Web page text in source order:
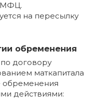
МФЦ.
на пересылку
обременения
договору
маткапитала
обременения
действиями: